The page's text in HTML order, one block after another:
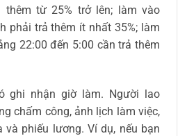
từ 25% trở lên; làm vào
phải trả thêm ít nhất 35%; làm
22:00 đến 5:00 cần trả thêm
ghi nhận giờ làm. Người lao
chấm công, ảnh lịch làm việc,
và phiếu lương. Ví dụ, nếu bạn